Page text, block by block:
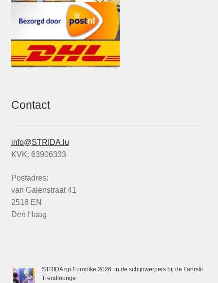
Contact
info@STRIDA.lu
KVK: 63906333
Postadres:
van Galenstraat 41
2518 EN
Den Haag
STRIDA op Eurobike 2026: in de schijnwerpers bij de Fahrstil
Trendlounge